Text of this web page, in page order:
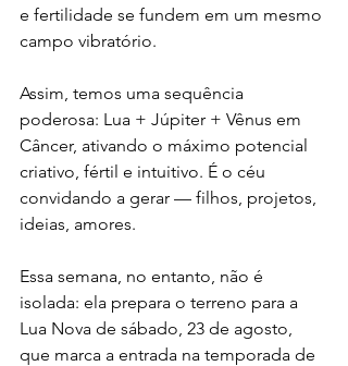
e fertilidade se fundem em um mesmo
campo vibratório.
Assim, temos uma sequência
poderosa: Lua + Júpiter + Vênus em
Câncer, ativando o máximo potencial
criativo, fértil e intuitivo. É o céu
convidando a gerar — filhos, projetos,
ideias, amores.
Essa semana, no entanto, não é
isolada: ela prepara o terreno para a
Lua Nova de sábado, 23 de agosto,
que marca a entrada na temporada de